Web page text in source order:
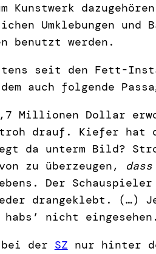
Kunstwerk
Umklebungen und
benutzt werden.
seit den Fett-
auch folgende
Millionen Dollar
drauf. Kiefer
da unterm Bild?
zu überzeugen,
Der
drangeklebt. (…)
nicht
der SZ nur hinter